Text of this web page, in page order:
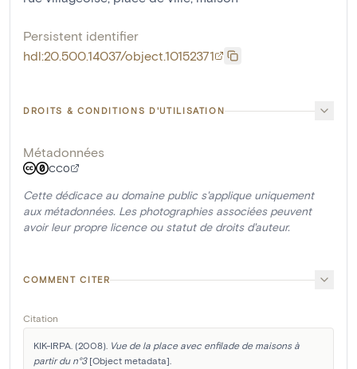
Persistent identifier
hdl:20.500.14037/object.10152371
DROITS & CONDITIONS D'UTILISATION
Métadonnées
CC0
Cette dédicace au domaine public s'applique uniquement
aux métadonnées. Les photographies associées peuvent
avoir leur propre licence ou statut de droits d'auteur.
COMMENT CITER
Citation
KIK-IRPA. (2008). Vue de la place avec enfilade de maisons à
partir du n°3 [Object metadata].